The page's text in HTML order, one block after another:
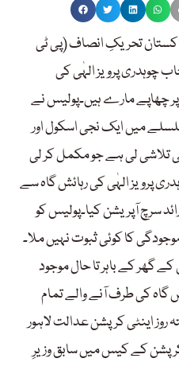
تحریکِ انصاف (پی ٹی
چوہدری پرویز الہٰی کی
چھاپے مارے ہیں۔پولیس نے
میں ایک نجی اسکول اور
تلاشی لی ہے جو مکمل کر لی
پرویز الہٰی کی رہائش گاہ سے
سرچ آپریشن کیا۔پولیس کو
کا کوئی ثبوت نہیں ملا۔
گھر کے باہر تا حال موجود
گاہ کی طرف آنے والے تمام
روز اینٹی کرپشن عدالت لاہور
کے کیس میں سابق وزیرِ